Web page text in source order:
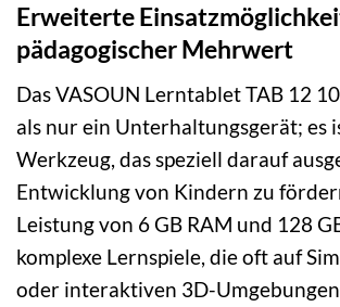
Erweiterte
pädagogischer Mehrwert
Das VASOUN Lerntablet TAB 12
als nur ein Unterhaltungsgerät; es
Werkzeug, das speziell darauf
Entwicklung von Kindern zu
Leistung von 6 GB RAM und 128
komplexe Lernspiele, die oft auf
oder interaktiven 3D-